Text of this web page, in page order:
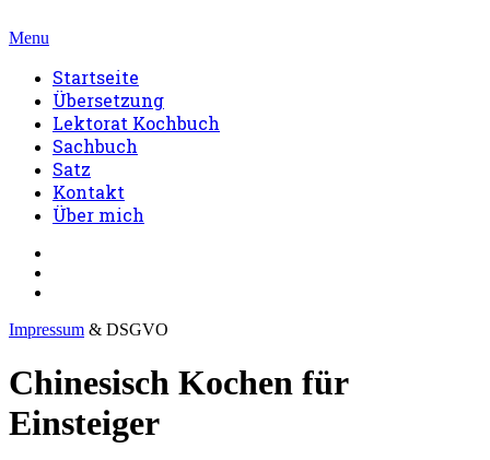
Menu
Startseite
Übersetzung
Lektorat Kochbuch
Sachbuch
Satz
Kontakt
Über mich
Impressum & DSGVO
Chinesisch Kochen für
Einsteiger